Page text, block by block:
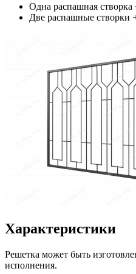
Одна распашная створка
Две распашные створки
Характеристики
Решетка может быть
исполнения.